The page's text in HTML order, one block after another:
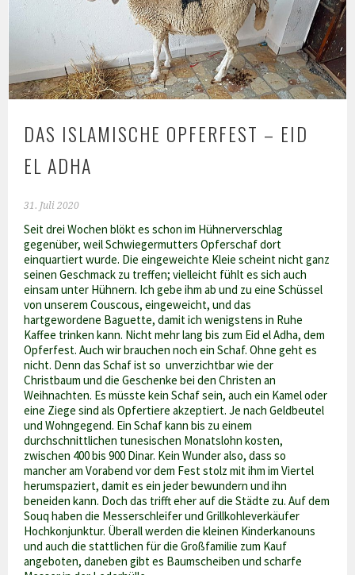
DAS ISLAMISCHE OPFERFEST – EID
EL ADHA
31. Juli 2020
Seit drei Wochen blökt es schon im Hühnerverschlag
gegenüber, weil Schwiegermutters Opferschaf dort
einquartiert wurde. Die eingeweichte Kleie scheint nicht ganz
seinen Geschmack zu treffen; vielleicht fühlt es sich auch
einsam unter Hühnern. Ich gebe ihm ab und zu eine Schüssel
von unserem Couscous, eingeweicht, und das
hartgewordene Baguette, damit ich wenigstens in Ruhe
Kaffee trinken kann. Nicht mehr lang bis zum Eid el Adha, dem
Opferfest. Auch wir brauchen noch ein Schaf. Ohne geht es
nicht. Denn das Schaf ist so unverzichtbar wie der
Christbaum und die Geschenke bei den Christen an
Weihnachten. Es müsste kein Schaf sein, auch ein Kamel oder
eine Ziege sind als Opfertiere akzeptiert. Je nach Geldbeutel
und Wohngegend. Ein Schaf kann bis zu einem
durchschnittlichen tunesischen Monatslohn kosten,
zwischen 400 bis 900 Dinar. Kein Wunder also, dass so
mancher am Vorabend vor dem Fest stolz mit ihm im Viertel
herumspaziert, damit es ein jeder bewundern und ihn
beneiden kann. Doch das trifft eher auf die Städte zu. Auf dem
Souq haben die Messerschleifer und Grillkohleverkäufer
Hochkonjunktur. Überall werden die kleinen Kinderkanouns
und auch die stattlichen für die Großfamilie zum Kauf
angeboten, daneben gibt es Baumscheiben und scharfe